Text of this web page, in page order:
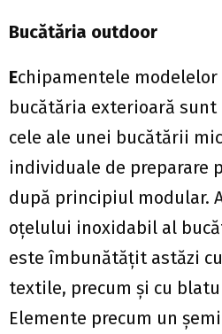
Bucătăria outdoor
Echipamentele
bucătăria exterioară sunt
cele ale unei bucătării
individuale de preparare
după principiul modular.
oțelului inoxidabil al
este îmbunătățit astăzi
textile, precum și cu
Elemente precum un